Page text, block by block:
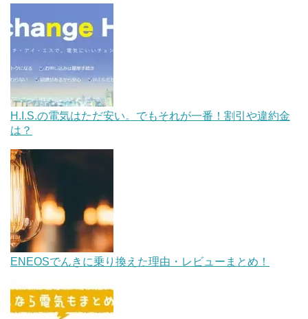
H.I.S.の電気はただ安い。でもそれが一番！割引や違約金
は？
ENEOSでんきに乗り換えた理由・レビューまとめ！